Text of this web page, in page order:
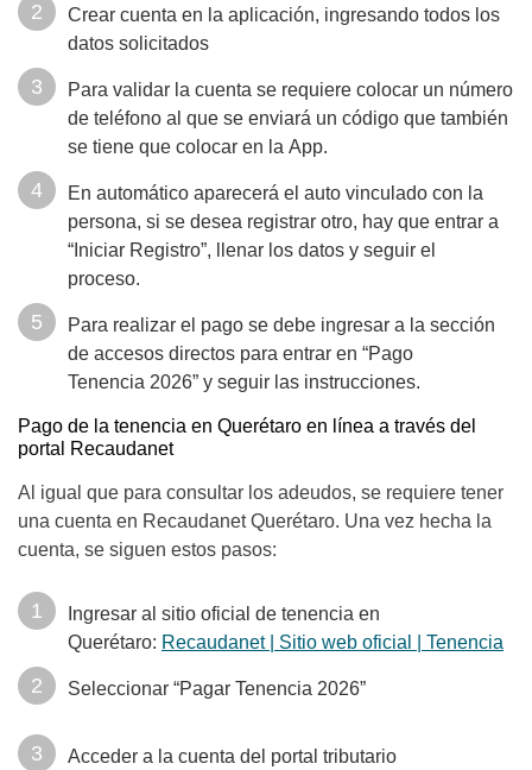
Crear cuenta en la aplicación, ingresando todos los
datos solicitados
Para validar la cuenta se requiere colocar un número
de teléfono al que se enviará un código que también
se tiene que colocar en la App.
En automático aparecerá el auto vinculado con la
persona, si se desea registrar otro, hay que entrar a
“Iniciar Registro”, llenar los datos y seguir el
proceso.
Para realizar el pago se debe ingresar a la sección
de accesos directos para entrar en “Pago
Tenencia 2026” y seguir las instrucciones.
Pago de la tenencia en Querétaro en línea a través del
portal Recaudanet
Al igual que para consultar los adeudos, se requiere tener
una cuenta en Recaudanet Querétaro. Una vez hecha la
cuenta, se siguen estos pasos:
Ingresar al sitio oficial de tenencia en
Querétaro: Recaudanet | Sitio web oficial | Tenencia
Seleccionar “Pagar Tenencia 2026”
Acceder a la cuenta del portal tributario